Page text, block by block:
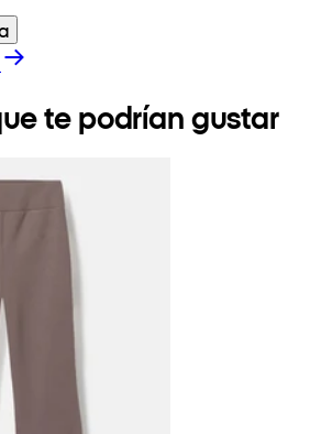
te podrían gustar